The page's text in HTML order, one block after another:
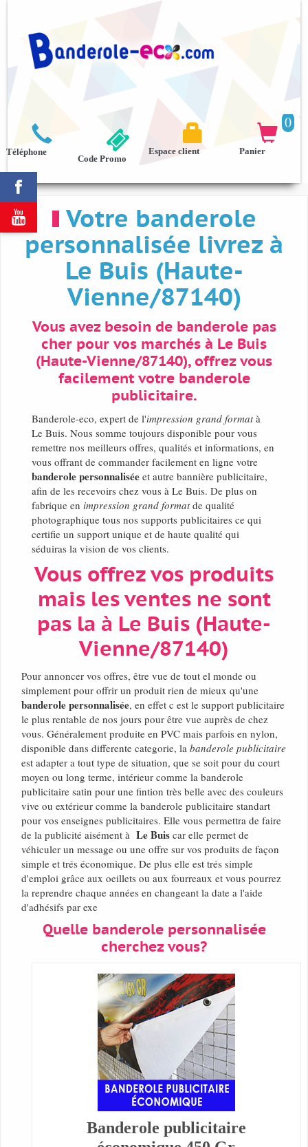



Téléphone
0

Panier

Espace client
Code Promo
Votre banderole
personnalisée livrez à
Le Buis (Haute-
Vienne/87140)
Vous avez besoin de banderole pas
cher pour vos marchés à Le Buis
(Haute-Vienne/87140), offrez vous
facilement votre banderole
publicitaire.
Banderole-eco, expert de l'impression grand formatà
Le Buis. Nous somme toujours disponible pour vous
remettre nos meilleurs offres, qualités et informations, en
vous offrant de commander facilement en ligne votre
banderole personnalisée et autre bannière publicitaire,
afin de les recevoirs chez vous à Le Buis. De plus on
fabrique en impression grand formatde qualité
photographique tous nos supports publicitaires ce qui
certifie un support unique et de haute qualité qui
séduiras la vision de vos clients.
Vous offrez vos produits
mais les ventes ne sont
pas la à Le Buis (Haute-
Vienne/87140)
Pour annoncer vos offres, être vue de tout el monde ou
simplement pour offrir un produit rien de mieux qu'une
banderole personnalisée, en effet c est le support publicitaire
le plus rentable de nos jours pour être vue auprès de chez
vous. Généralement produite en PVC mais parfois en nylon,
disponible dans differente categorie, la banderole publicitaire
est adapter a tout type de situation, que se soit pour du court
moyen ou long terme, intérieur comme la banderole
publicitaire satin pour une fintion très belle avec des couleurs
vive ou extérieur comme la banderole publicitaire standart
pour vos enseignes publicitaires. Elle vous permettra de faire
de la publicité aisément à Le Buis car elle permet de
véhiculer un message ou une offre sur vos produits de façon
simple et trés économique. De plus elle est trés simple
d'emploi grâce aux oeillets ou aux fourreaux et vous pourrez
la reprendre chaque années en changeant la date a l'aide
d'adhésifs par exe
Quelle banderole personnalisée
cherchez vous?
Banderole publicitaire